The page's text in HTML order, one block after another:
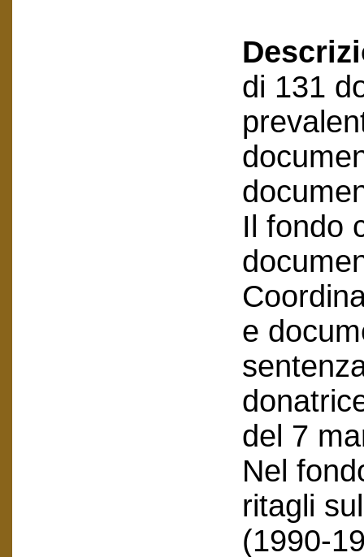
di 131
Il fondo
e
del 7
Nel
ritagli
(1990-